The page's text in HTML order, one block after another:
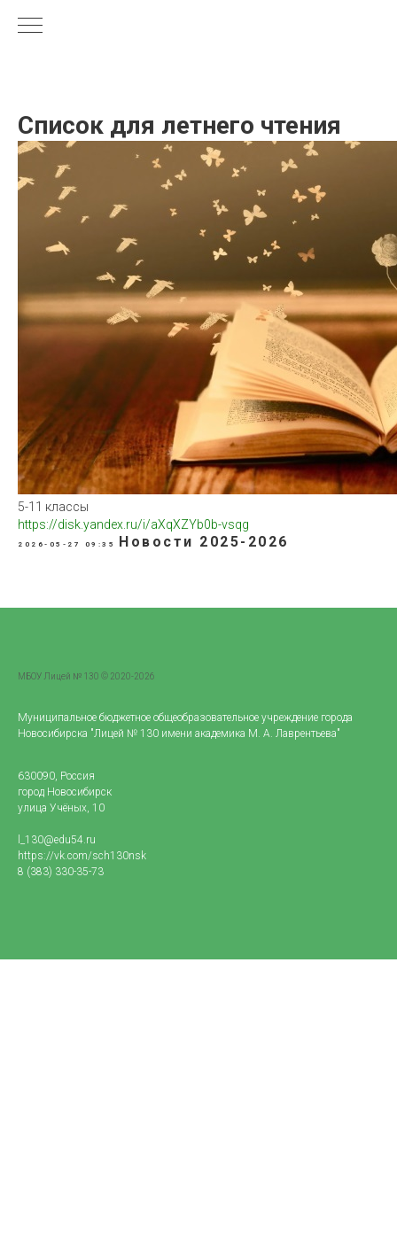
Список для летнего чтения
5-11 классы
https://disk.yandex.ru/i/aXqXZYb0b-vsqg
2026-05-27 09:35 Новости 2025-2026
МБОУ Лицей № 130 © 2020-2026
Муниципальное бюджетное общеобразовательное учреждение города
Новосибирска "Лицей № 130 имени академика М. А. Лаврентьева"
630090, Россия
город Новосибирск
улица Учёных, 10
l_130@edu54.ru
https://vk.com/sch130nsk
8 (383) 330-35-73